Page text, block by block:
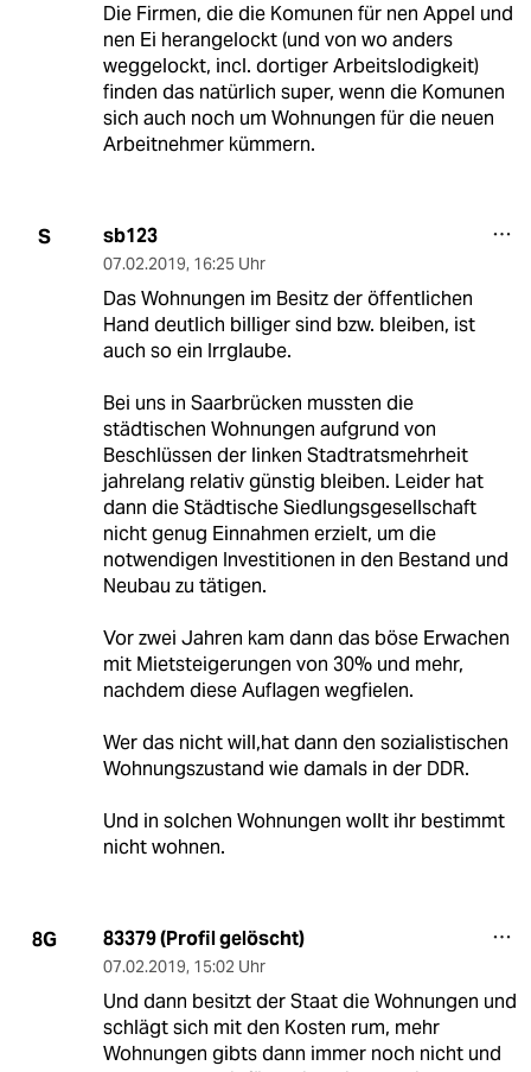
Die Firmen, die die Komunen für nen Appel und
nen Ei herangelockt (und von wo anders
weggelockt, incl. dortiger Arbeitslodigkeit)
finden das natürlich super, wenn die Komunen
sich auch noch um Wohnungen für die neuen
Arbeitnehmer kümmern.
S sb123
07.02.2019, 16:25 Uhr
Das Wohnungen im Besitz der öffentlichen
Hand deutlich billiger sind bzw. bleiben, ist
auch so ein Irrglaube.
Bei uns in Saarbrücken mussten die
städtischen Wohnungen aufgrund von
Beschlüssen der linken Stadtratsmehrheit
jahrelang relativ günstig bleiben. Leider hat
dann die Städtische Siedlungsgesellschaft
nicht genug Einnahmen erzielt, um die
notwendigen Investitionen in den Bestand und
Neubau zu tätigen.
Vor zwei Jahren kam dann das böse Erwachen
mit Mietsteigerungen von 30% und mehr,
nachdem diese Auflagen wegfielen.
Wer das nicht will,hat dann den sozialistischen
Wohnungszustand wie damals in der DDR.
Und in solchen Wohnungen wollt ihr bestimmt
nicht wohnen.
8G 83379 (Profil gelöscht)
07.02.2019, 15:02 Uhr
Und dann besitzt der Staat die Wohnungen und
schlägt sich mit den Kosten rum, mehr
Wohnungen gibts dann immer noch nicht und